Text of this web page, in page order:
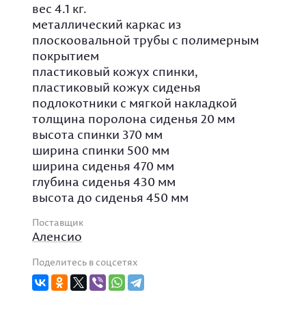
вес 4.1 кг.
металлический каркас из
плоскоовальной трубы с полимерным
покрытием
пластиковый кожух спинки,
пластиковый кожух сиденья
подлокотники с мягкой накладкой
толщина поролона сиденья 20 мм
высота спинки 370 мм
ширина спинки 500 мм
ширина сиденья 470 мм
глубина сиденья 430 мм
высота до сиденья 450 мм
Поставщик
Аленсио
Поделитесь в соцсетях